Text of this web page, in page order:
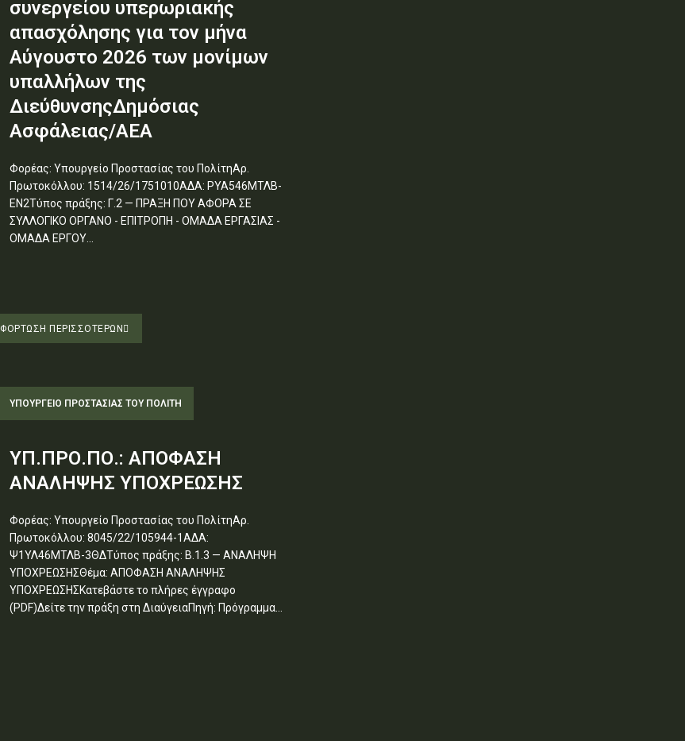
συνεργείου υπερωριακής
απασχόλησης για τον μήνα
Αύγουστο 2026 των μονίμων
υπαλλήλων της
ΔιεύθυνσηςΔημόσιας
Ασφάλειας/ΑΕΑ
Φορέας: Υπουργείο Προστασίας του ΠολίτηΑρ.
Πρωτοκόλλου: 1514/26/1751010ΑΔΑ: ΡΥΑ546ΜΤΛΒ-
ΕΝ2Τύπος πράξης: Γ.2 — ΠΡΑΞΗ ΠΟΥ ΑΦΟΡΑ ΣΕ
ΣΥΛΛΟΓΙΚΟ ΟΡΓΑΝΟ - ΕΠΙΤΡΟΠΗ - ΟΜΑΔΑ ΕΡΓΑΣΙΑΣ -
ΟΜΑΔΑ ΕΡΓΟΥ...
ΥΠΟΥΡΓΕΊΟ ΠΡΟΣΤΑΣΊΑΣ ΤΟΥ ΠΟΛΊΤΗ
ΥΠ.ΠΡΟ.ΠΟ.: ΑΠΟΦΑΣΗ
ΑΝΑΛΗΨΗΣ ΥΠΟΧΡΕΩΣΗΣ
Φορέας: Υπουργείο Προστασίας του ΠολίτηΑρ.
Πρωτοκόλλου: 8045/22/105944-1ΑΔΑ:
Ψ1ΥΛ46ΜΤΛΒ-3ΘΔΤύπος πράξης: Β.1.3 — ΑΝΑΛΗΨΗ
ΥΠΟΧΡΕΩΣΗΣΘέμα: ΑΠΟΦΑΣΗ ΑΝΑΛΗΨΗΣ
ΥΠΟΧΡΕΩΣΗΣΚατεβάστε το πλήρες έγγραφο
(PDF)Δείτε την πράξη στη ΔιαύγειαΠηγή: Πρόγραμμα...
ΦΌΡΤΩΣΗ ΠΕΡΙΣΣΟΤΈΡΩΝ